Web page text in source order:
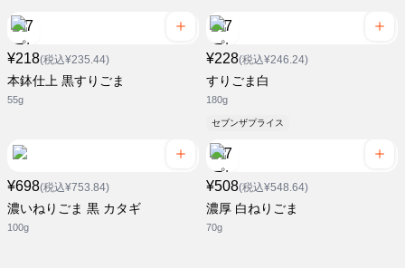
¥218(税込¥235.44)
本鉢仕上 黒すりごま
55g
¥228(税込¥246.24)
すりごま白
180g
セブンザプライス
¥698(税込¥753.84)
濃いねりごま 黒 カタギ
100g
¥508(税込¥548.64)
濃厚 白ねりごま
70g